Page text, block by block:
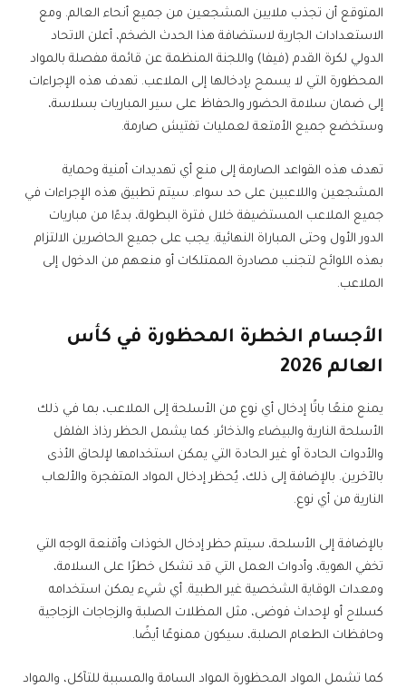
المتوقع أن تجذب ملايين المشجعين من جميع أنحاء العالم. ومع
الاستعدادات الجارية لاستضافة هذا الحدث الضخم، أعلن الاتحاد
الدولي لكرة القدم (فيفا) واللجنة المنظمة عن قائمة مفصلة بالمواد
المحظورة التي لا يسمح بإدخالها إلى الملاعب. تهدف هذه الإجراءات
إلى ضمان سلامة الحضور والحفاظ على سير المباريات بسلاسة،
وستخضع جميع الأمتعة لعمليات تفتيش صارمة.
تهدف هذه القواعد الصارمة إلى منع أي تهديدات أمنية وحماية
المشجعين واللاعبين على حد سواء. سيتم تطبيق هذه الإجراءات في
جميع الملاعب المستضيفة خلال فترة البطولة، بدءًا من مباريات
الدور الأول وحتى المباراة النهائية. يجب على جميع الحاضرين الالتزام
بهذه اللوائح لتجنب مصادرة الممتلكات أو منعهم من الدخول إلى
الملاعب.
الأجسام الخطرة المحظورة في كأس
العالم 2026
يمنع منعًا باتًا إدخال أي نوع من الأسلحة إلى الملاعب، بما في ذلك
الأسلحة النارية والبيضاء والذخائر. كما يشمل الحظر رذاذ الفلفل
والأدوات الحادة أو غير الحادة التي يمكن استخدامها لإلحاق الأذى
بالآخرين. بالإضافة إلى ذلك، يُحظر إدخال المواد المتفجرة والألعاب
النارية من أي نوع.
بالإضافة إلى الأسلحة، سيتم حظر إدخال الخوذات وأقنعة الوجه التي
تخفي الهوية، وأدوات العمل التي قد تشكل خطرًا على السلامة،
ومعدات الوقاية الشخصية غير الطبية. أي شيء يمكن استخدامه
كسلاح أو لإحداث فوضى، مثل المظلات الصلبة والزجاجات الزجاجية
وحافظات الطعام الصلبة، سيكون ممنوعًا أيضًا.
كما تشمل المواد المحظورة المواد السامة والمسببة للتآكل، والمواد